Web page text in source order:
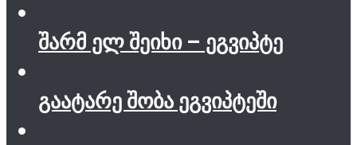
შარმ ელ შეიხი – ეგვიპტე
გაატარე შობა ეგვიპტეში